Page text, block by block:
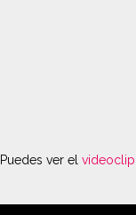
Puedes ver el videoclip